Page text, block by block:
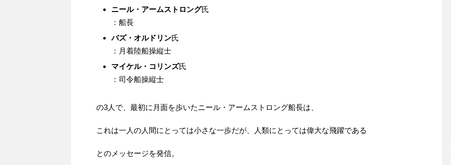
ニール・アームストロング氏
：船長
バズ・オルドリン氏
：月着陸船操縦士
マイケル・コリンズ氏
：司令船操縦士
の3人で、最初に月面を歩いたニール・アームストロング船長は、
これは一人の人間にとっては小さな一歩だが、人類にとっては偉大な飛躍である
とのメッセージを発信。